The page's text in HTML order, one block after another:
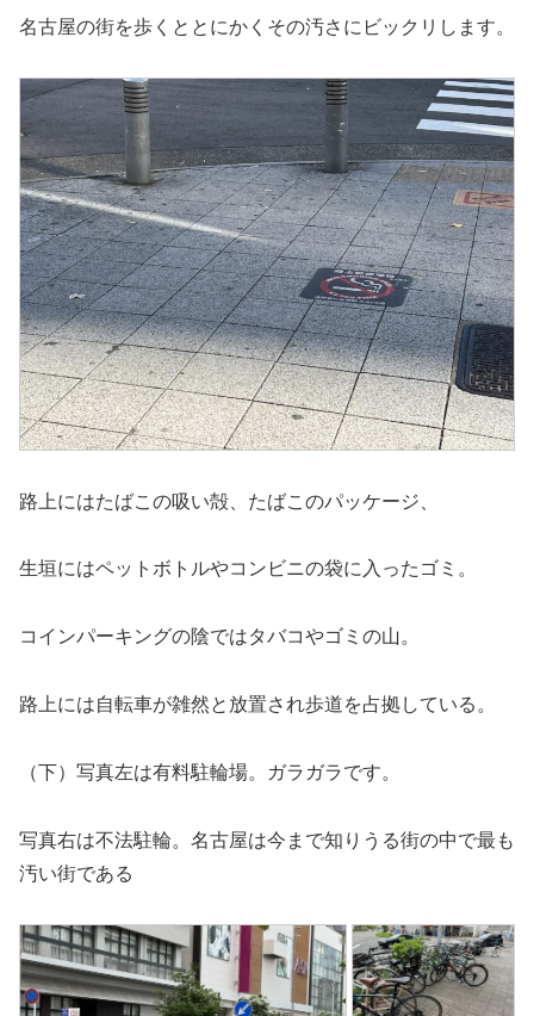
名古屋の街を歩くととにかくその汚さにビックリします。
路上にはたばこの吸い殻、たばこのパッケージ、
生垣にはペットボトルやコンビニの袋に入ったゴミ。
コインパーキングの陰ではタバコやゴミの山。
路上には自転車が雑然と放置され歩道を占拠している。
（下）写真左は有料駐輪場。ガラガラです。
写真右は不法駐輪。名古屋は今まで知りうる街の中で最も
汚い街である